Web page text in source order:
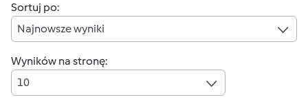
Sortuj po:
Najnowsze wyniki
Wyników na stronę:
10